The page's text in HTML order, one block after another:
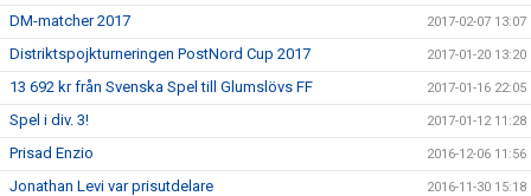
DM-matcher 2017 2017-02-07 13:07
Distriktspojkturneringen PostNord Cup 2017 2017-01-20 13:20
13 692 kr från Svenska Spel till Glumslövs FF 2017-01-16 22:05
Spel i div. 3! 2017-01-12 11:28
Prisad Enzio 2016-12-06 11:56
Jonathan Levi var prisutdelare 2016-11-30 15:18